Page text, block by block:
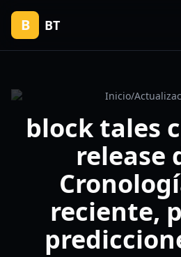
B BT
Inicio/
block tales
release
reciente,